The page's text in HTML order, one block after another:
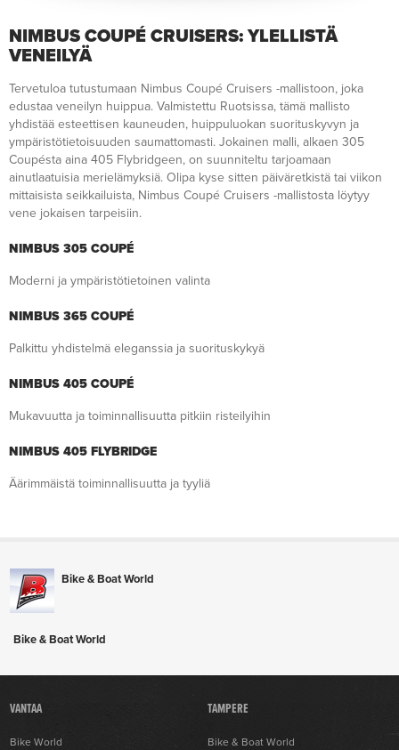
NIMBUS COUPÉ CRUISERS: YLELLISTÄ
VENEILYÄ
Tervetuloa tutustumaan Nimbus Coupé Cruisers -mallistoon, joka
edustaa veneilyn huippua. Valmistettu Ruotsissa, tämä mallisto
yhdistää esteettisen kauneuden, huippuluokan suorituskyvyn ja
ympäristötietoisuuden saumattomasti. Jokainen malli, alkaen 305
Coupésta aina 405 Flybridgeen, on suunniteltu tarjoamaan
ainutlaatuisia merielämyksiä. Olipa kyse sitten päiväretkistä tai viikon
mittaisista seikkailuista, Nimbus Coupé Cruisers -mallistosta löytyy
vene jokaisen tarpeisiin.
NIMBUS 305 COUPÉ
Moderni ja ympäristötietoinen valinta
NIMBUS 365 COUPÉ
Palkittu yhdistelmä eleganssia ja suorituskykyä
NIMBUS 405 COUPÉ
Mukavuutta ja toiminnallisuutta pitkiin risteilyihin
NIMBUS 405 FLYBRIDGE
Äärimmäistä toiminnallisuutta ja tyyliä
Bike & Boat World
Bike & Boat World
VANTAA
Bike World
TAMPERE
Bike & Boat World